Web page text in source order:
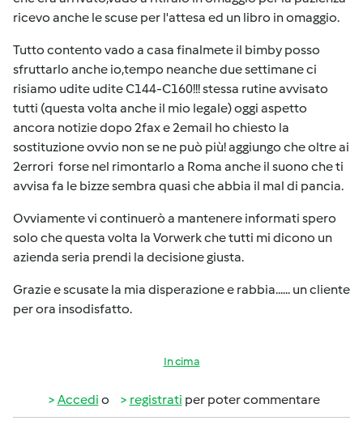
ricevo anche le scuse per l'attesa ed un libro in omaggio.
Tutto contento vado a casa finalmete il bimby posso
sfruttarlo anche io,tempo neanche due settimane ci
risiamo udite udite C144-C160!!! stessa rutine avvisato
tutti (questa volta anche il mio legale) oggi aspetto
ancora notizie dopo 2fax e 2email ho chiesto la
sostituzione ovvio non se ne può più! aggiungo che oltre ai
2errori forse nel rimontarlo a Roma anche il suono che ti
avvisa fa le bizze sembra quasi che abbia il mal di pancia.
Ovviamente vi continuerò a mantenere informati spero
solo che questa volta la Vorwerk che tutti mi dicono un
azienda seria prendi la decisione giusta.
Grazie e scusate la mia disperazione e rabbia...... un cliente
per ora insodisfatto.
In cima
Accedi o registrati per poter commentare